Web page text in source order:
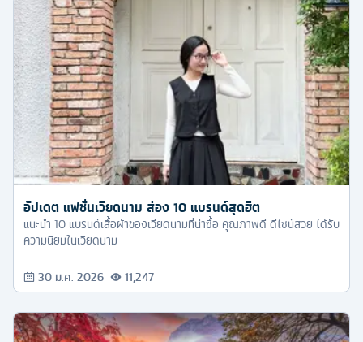
อัปเดต แฟชั่นเวียดนาม ส่อง 10 แบรนด์สุดฮิต
แนะนำ 10 แบรนด์เสื้อผ้าของเวียดนามที่น่าซื้อ คุณภาพดี ดีไซน์สวย ได้รับ
ความนิยมในเวียดนาม
30 ม.ค. 2026 11,247